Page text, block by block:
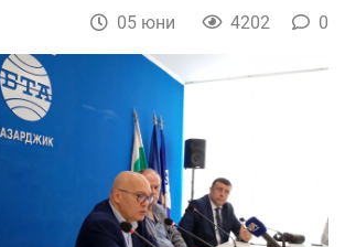
05 юни 4202 0